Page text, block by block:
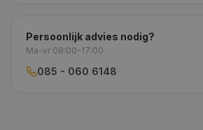
Persoonlijk advies nodig?
Ma-vr 08:00-17:00
085 - 060 6148